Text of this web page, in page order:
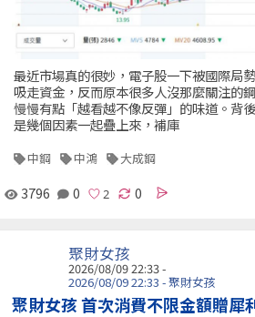
最近市場真的很妙，電子股一下被國際局
吸走資金，反而原本很多人沒那麼關注的
慢慢有點「越看越不像反彈」的味道。背
是幾個因素一起疊上來，補庫
中鋼 中鴻 大成鋼
3796 0 0
聚財女孩
2026/08/09 22:33 -
2026/08/09 22:33 - 聚財女孩
聚財女孩 首次消費不限金額贈犀